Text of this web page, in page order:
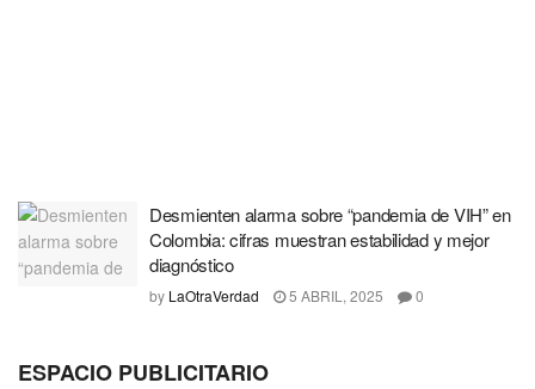
Desmienten alarma sobre “pandemia de VIH” en
Colombia: cifras muestran estabilidad y mejor
diagnóstico
by LaOtraVerdad 5 ABRIL, 2025 0
ESPACIO PUBLICITARIO